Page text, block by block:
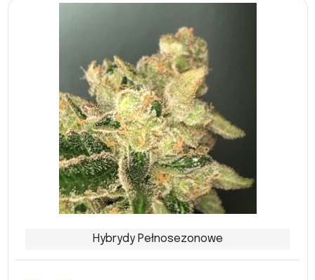
Hybrydy Pełnosezonowe